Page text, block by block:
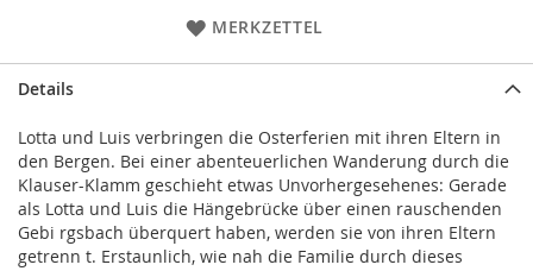
MERKZETTEL
Details
Lotta und Luis verbringen die Osterferien mit ihren Eltern in
den Bergen. Bei einer abenteuerlichen Wanderung durch die
Klauser-Klamm geschieht etwas Unvorhergesehenes: Gerade
als Lotta und Luis die Hängebrücke über einen rauschenden
Gebi rgsbach überquert haben, werden sie von ihren Eltern
getrenn t. Erstaunlich, wie nah die Familie durch dieses